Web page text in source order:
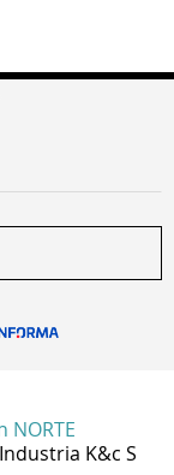
NORTE
Industria K&c S